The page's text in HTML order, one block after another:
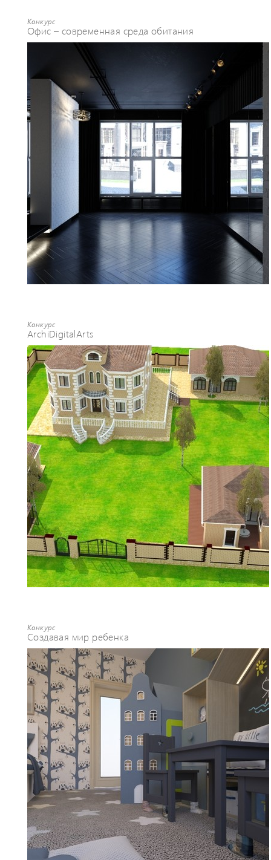
Конкурс
Офис – современная среда обитания
Конкурс
ArchiDigitalArts
Конкурс
Создавая мир ребенка